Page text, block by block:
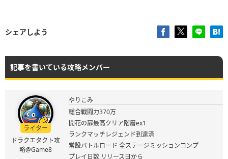
シェアしよう
記事を書いている攻略メンバー
ライター
ドラクエタクト攻
略@Game8
やりこみ
総合戦闘力370万
開花の扉最高クリア階層ex1
ランクマッチレジェンド到達済
常設バトルロード 全ステージミッションコンプ
プレイ日数 リリース日から